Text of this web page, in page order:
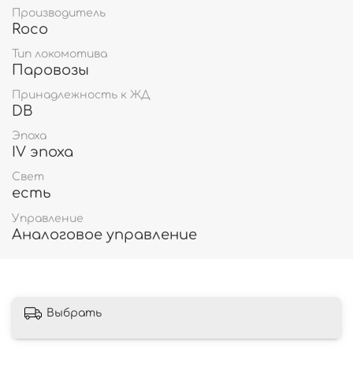
Производитель
Roco
Тип локомотива
Паровозы
Принадлежность к ЖД
DB
Эпоха
IV эпоха
Свет
есть
Управление
Аналоговое управление
Выбрать